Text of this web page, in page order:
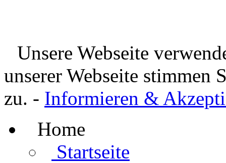
Unsere Webseite
unserer Webseite stimmen
zu. - Informieren &
Home
Startseite